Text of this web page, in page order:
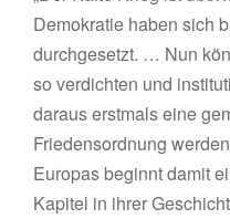
Demokratie haben sich
durchgesetzt. … Nun
so verdichten und
daraus erstmals eine
Friedensordnung
Europas beginnt damit
Kapitel in ihrer